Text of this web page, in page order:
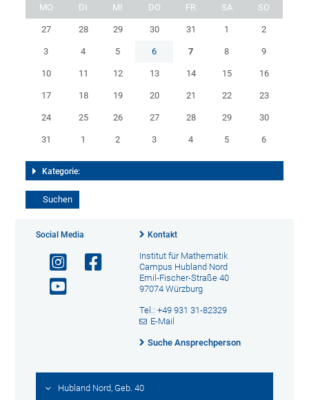
MO DI MI DO FR SA SO
27 28 29 30 31 1 2
3 4 5 6 7 8 9
10 11 12 13 14 15 16
17 18 19 20 21 22 23
24 25 26 27 28 29 30
31 1 2 3 4 5 6
Kategorie:
Social Media Kontakt
Institut für Mathematik
Campus Hubland Nord
Emil-Fischer-Straße 40
97074 Würzburg
Tel.: +49 931 31-82329
E-Mail
Suche Ansprechperson
Hubland Nord, Geb. 40